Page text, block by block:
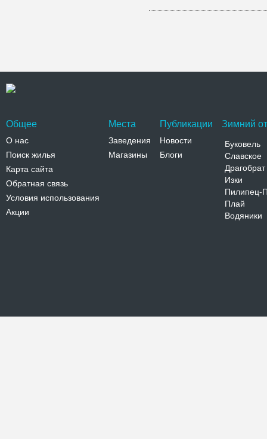
Общее
О нас
Поиск жилья
Карта сайта
Обратная связь
Условия использования
Акции
Места
Заведения
Магазины
Публикации
Новости
Блоги
Зимний
Буковель
Славское
Драгобрат
Изки
Пилипец-
Плай
Водяники